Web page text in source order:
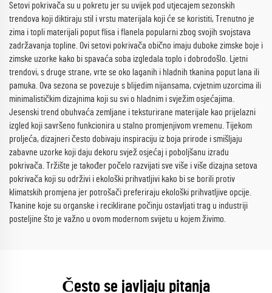
Setovi pokrivača su u pokretu jer su uvijek pod utjecajem sezonskih
trendova koji diktiraju stil i vrstu materijala koji će se koristiti, Trenutno je
zima i topli materijali poput flisa i flanela popularni zbog svojih svojstava
zadržavanja topline. Ovi setovi pokrivača obično imaju duboke zimske boje i
zimske uzorke kako bi spavaća soba izgledala toplo i dobrodošlo. Ljetni
trendovi, s druge strane, vrte se oko laganih i hladnih tkanina poput lana ili
pamuka. Ova sezona se povezuje s blijedim nijansama, cvjetnim uzorcima ili
minimalističkim dizajnima koji su svi o hladnim i svježim osjećajima.
Jesenski trend obuhvaća zemljane i teksturirane materijale kao prijelazni
izgled koji savršeno funkcionira u stalno promjenjivom vremenu. Tijekom
proljeća, dizajneri često dobivaju inspiraciju iz boja prirode i smišljaju
zabavne uzorke koji daju dekoru svjež osjećaj i poboljšanu izradu
pokrivača. Tržište je također počelo razvijati sve više i više dizajna setova
pokrivača koji su održivi i ekološki prihvatljivi kako bi se borili protiv
klimatskih promjena jer potrošači preferiraju ekološki prihvatljive opcije.
Tkanine koje su organske i reciklirane počinju ostavljati trag u industriji
posteljine što je važno u ovom modernom svijetu u kojem živimo.
Često se javljaju pitanja